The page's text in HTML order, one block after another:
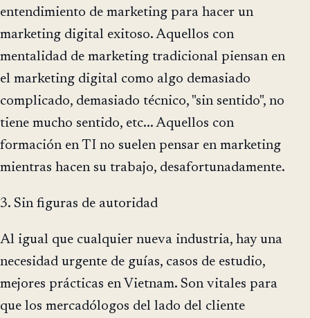
entendimiento de marketing para hacer un
marketing digital exitoso. Aquellos con
mentalidad de marketing tradicional piensan en
el marketing digital como algo demasiado
complicado, demasiado técnico, "sin sentido", no
tiene mucho sentido, etc... Aquellos con
formación en TI no suelen pensar en marketing
mientras hacen su trabajo, desafortunadamente.
3. Sin figuras de autoridad
Al igual que cualquier nueva industria, hay una
necesidad urgente de guías, casos de estudio,
mejores prácticas en Vietnam. Son vitales para
que los mercadólogos del lado del cliente